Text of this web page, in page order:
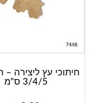
חיתוכי עץ ליצירה –
3/4/5 ס"מ